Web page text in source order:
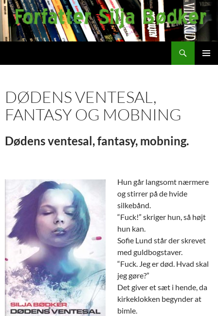
Hop
til
indhold
DØDENS VENTESAL,
FANTASY OG MOBNING
Dødens ventesal, fantasy, mobning.
Hun går langsomt nærmere
og stirrer på de hvide
silkebånd.
“Fuck!” skriger hun, så højt
hun kan.
Sofie Lund står der skrevet
med guldbogstaver.
“Fuck. Jeg er død. Hvad skal
jeg gøre?”
Det giver et sæt i hende, da
kirkeklokken begynder at
bimle.